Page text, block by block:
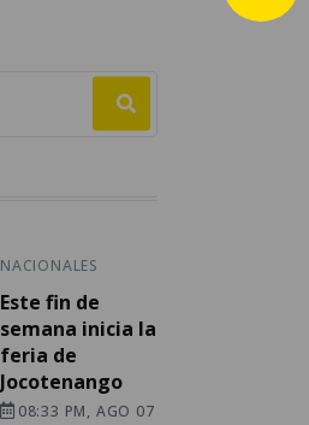
NACIONALES
Este fin de
semana inicia la
feria de
Jocotenango
08:33 PM, AGO 07